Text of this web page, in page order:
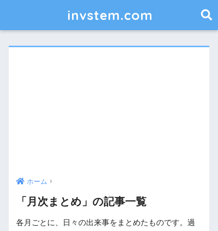
invstem.com
ホーム
「月次まとめ」の記事一覧
各月ごとに、日々の出来事をまとめたものです。過